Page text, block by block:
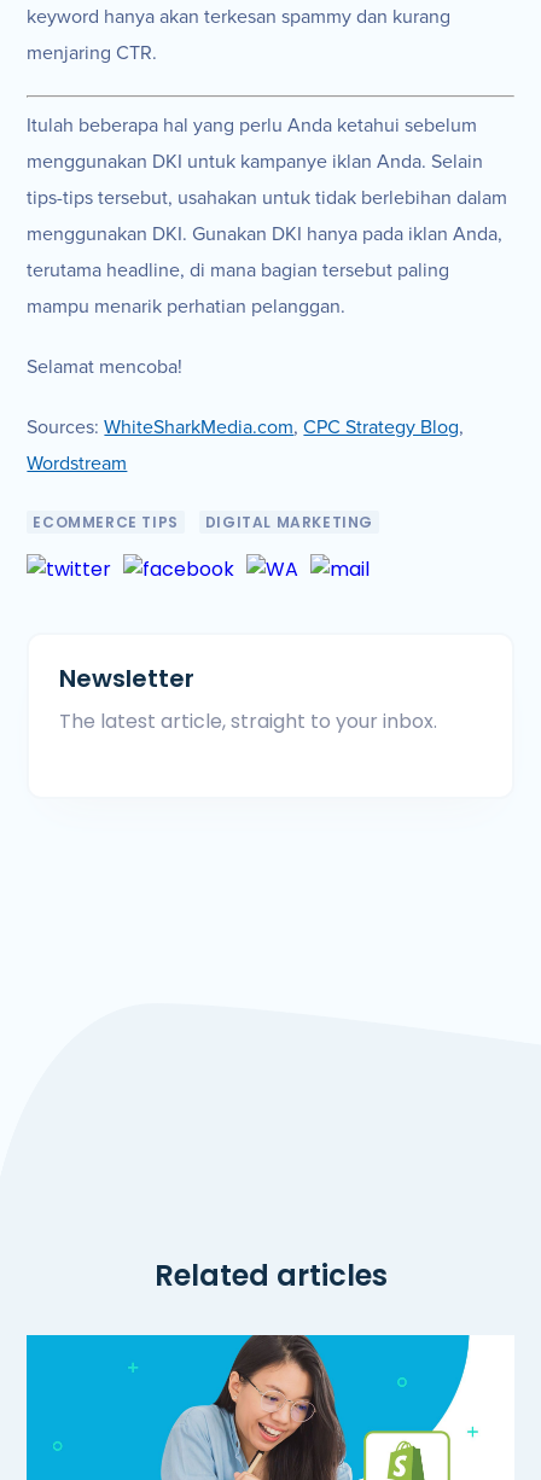
keyword hanya akan terkesan spammy dan kurang
menjaring CTR.
Itulah beberapa hal yang perlu Anda ketahui sebelum
menggunakan DKI untuk kampanye iklan Anda. Selain
tips-tips tersebut, usahakan untuk tidak berlebihan dalam
menggunakan DKI. Gunakan DKI hanya pada iklan Anda,
terutama headline, di mana bagian tersebut paling
mampu menarik perhatian pelanggan.
Selamat mencoba!
Sources:WhiteSharkMedia.com,CPC Strategy Blog,
Wordstream
ECOMMERCE TIPS DIGITAL MARKETING
Newsletter
The latest article, straight to your inbox.
Related articles